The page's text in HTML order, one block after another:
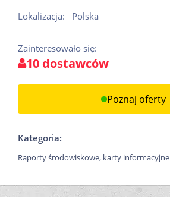
Lokalizacja: Polska
Zainteresowało się:
10 dostawców
Poznaj oferty
Kategoria:
Raporty środowiskowe, karty informacyjne